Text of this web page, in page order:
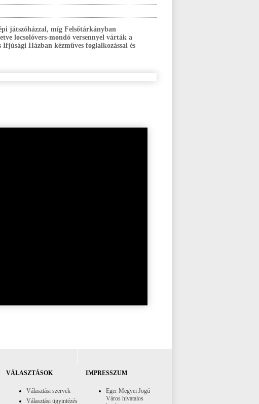
játszóházzal, míg Felsőtárkányban
locsolóvers-mondó versennyel várták a
Házban kézműves foglalkozással és
VÁLASZTÁSOK
Választási szervek
Választási ügyintézés
IMPRESSZUM
Eger Megyei Jogú
Város hivatalos